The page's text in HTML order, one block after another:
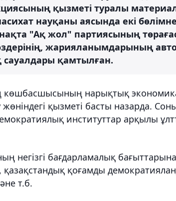
қызметі туралы
науқаны аясында екі
"Ақ жол" партиясының
жарияланымдарының
қамтылған.
көшбасшысының нарықтық
жөніндегі қызметі басты назарда.
институттар арқылы
негізгі бағдарламалық
қазақстандық қоғамды
т.б.